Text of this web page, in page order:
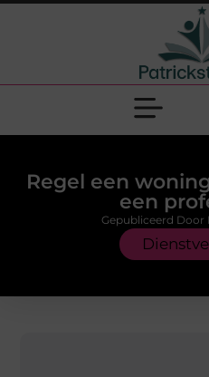
Regel een
een
Gepubliceerd